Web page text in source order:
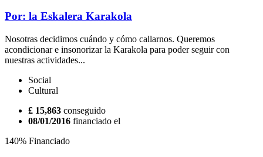
Por: la Eskalera Karakola
Nosotras decidimos cuándo y cómo callarnos. Queremos
acondicionar e insonorizar la Karakola para poder seguir con
nuestras actividades...
Social
Cultural
£ 15,863 conseguido
08/01/2016 financiado el
140% Financiado